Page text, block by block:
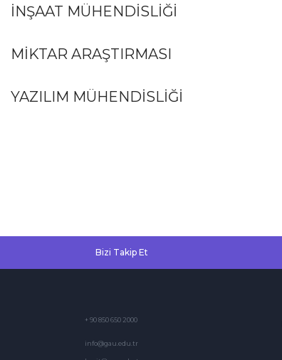
İNŞAAT MÜHENDİSLİĞİ
MİKTAR ARAŞTIRMASI
YAZILIM MÜHENDİSLİĞİ
Bizi Takip Et
+ 90 850 650 2000
info@gau.edu.tr